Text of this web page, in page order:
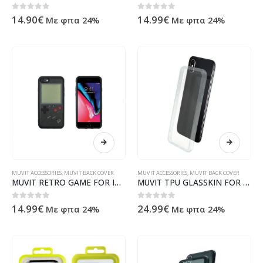
0 out of 5
14.90€ Με φπα 24% 0 out of 5
14.99€ Με φπα 24%
MUVIT ACCESSORIES MUVIT BACK COVER
MUVIT RETRO GAME FOR IPHONE 7 8 black backcover
0 out of 5
14.99€ Με φπα 24%
MUVIT ACCESSORIES MUVIT BACK COVER
MUVIT TPU GLASSKIN FOR IPHONE XS MAX backcover
0out of 5
24.99€ Με φπα 24%